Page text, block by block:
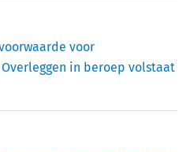
voor
in beroep volstaat